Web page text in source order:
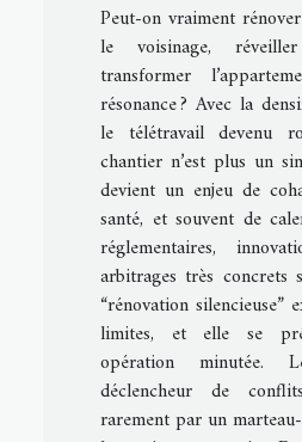
Peut-on vraiment
le voisinage,
transformer
résonance ? Avec la
le télétravail devenu
chantier n’est plus un
devient un enjeu de
santé, et souvent de
réglementaires,
arbitrages très concrets
“rénovation silencieuse”
limites, et elle se
opération minutée.
déclencheur de
rarement par un